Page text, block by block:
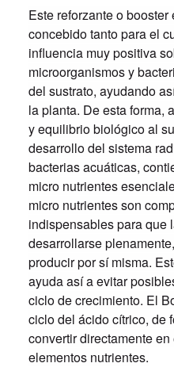
Este reforzante o
concebido tanto para el
influencia muy positiva
microorganismos y
del sustrato, ayudando
la planta. De esta forma,
y equilibrio biológico al
desarrollo del sistema
bacterias acuáticas,
micro nutrientes
micro nutrientes son
indispensables para que
desarrollarse
producir por sí misma.
ayuda así a evitar
ciclo de crecimiento. El
ciclo del ácido cítrico, de
convertir directamente
elementos nutrientes.